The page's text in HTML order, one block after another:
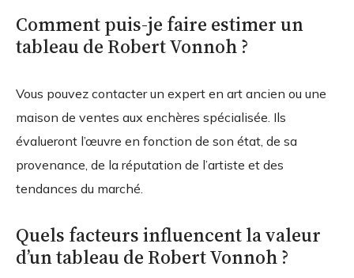
Comment puis-je faire estimer un
tableau de Robert Vonnoh ?
Vous pouvez contacter un expert en art ancien ou une
maison de ventes aux enchères spécialisée. Ils
évalueront l’œuvre en fonction de son état, de sa
provenance, de la réputation de l’artiste et des
tendances du marché.
Quels facteurs influencent la valeur
d’un tableau de Robert Vonnoh ?